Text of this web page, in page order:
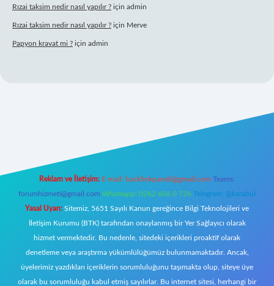
Rızai taksim nedir nasıl yapılır ? için admin
Rızai taksim nedir nasıl yapılır ? için Merve
Papyon kravat mi ? için admin
Reklam ve İletişim: E-mail: backlinkpaneli@gmail.com Teams:
forumhizmeti@gmail.com Whatsapp: 0262 606 0 726 Telegram: @karabul
Yasal Uyarı: Sitemiz, 5651 Sayılı Kanun gereğince Bilgi Teknolojileri ve
İletişim Kurumu (BTK) tarafından onaylanmış bir Yer Sağlayıcı olarak
hizmet vermektedir. Bu nedenle, sitedeki içerikleri proaktif olarak
denetleme veya araştırma yükümlülüğümüz bulunmamaktadır. Ancak,
üyelerimiz yazdıkları içeriklerin sorumluluğunu taşımakta olup, siteye üye
olarak bu sorumluluğu kabul etmiş sayılırlar. Bu internet sitesi, herhangi bir